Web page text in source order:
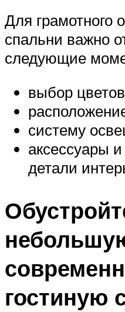
Для грамотного
спальни важно
следующие
выбор
систему
аксессуары
детали
гостиную